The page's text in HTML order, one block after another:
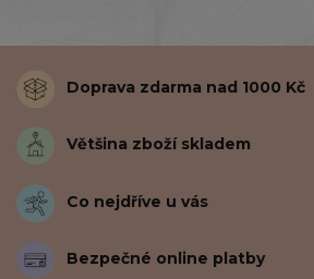
Doprava zdarma nad 1000 Kč
Většina zboží skladem
Co nejdříve u vás
Bezpečné online platby